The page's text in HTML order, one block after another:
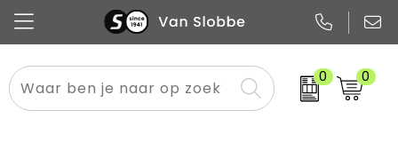
0 0
Alle categorieën
Pennen
Flessen
Meest gekozen
Boodschappen- en draagtassen